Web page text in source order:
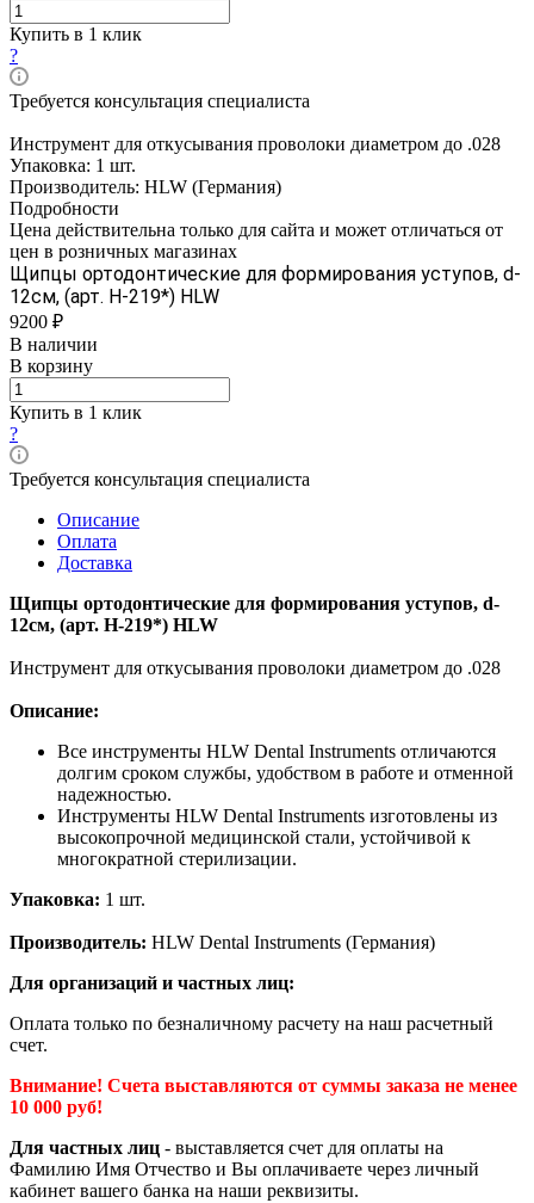
Купить в 1 клик
?
Требуется консультация специалиста
Инструмент для откусывания проволоки диаметром до .028
Упаковка: 1 шт.
Производитель: HLW (Германия)
Подробности
Цена действительна только для сайта и может отличаться от
цен в розничных магазинах
Щипцы ортодонтические для формирования уступов, d-
12см, (арт. H-219*) HLW
9200 ₽
В наличии
В корзину
Купить в 1 клик
?
Требуется консультация специалиста
Описание
Оплата
Доставка
Щипцы ортодонтические для формирования уступов, d-
12см, (арт. H-219*) HLW
Инструмент для откусывания проволоки диаметром до .028
Описание:
Все инструменты HLW Dental Instruments отличаются
долгим сроком службы, удобством в работе и отменной
надежностью.
Инструменты HLW Dental Instruments изготовлены из
высокопрочной медицинской стали, устойчивой к
многократной стерилизации.
Упаковка: 1 шт.
Производитель: HLW Dental Instruments (Германия)
Для организаций и частных лиц:
Оплата только по безналичному расчету на наш расчетный
счет.
Внимание! Счета выставляются от суммы заказа не менее
10 000 руб!
Для частных лиц - выставляется счет для оплаты на
Фамилию Имя Отчество и Вы оплачиваете через личный
кабинет вашего банка на наши реквизиты.